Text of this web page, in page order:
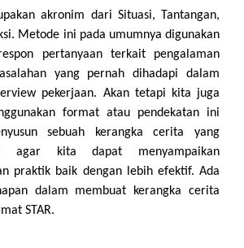
akronim dari Situasi, Tantangan,
Metode ini pada umumnya digunakan
pertanyaan terkait pengalaman
yang pernah dihadapi dalam
pekerjaan. Akan tetapi kita juga
format atau pendekatan ini
sebuah kerangka cerita yang
agar kita dapat menyampaikan
praktik baik dengan lebih efektif. Ada
dalam membuat kerangka cerita
STAR.